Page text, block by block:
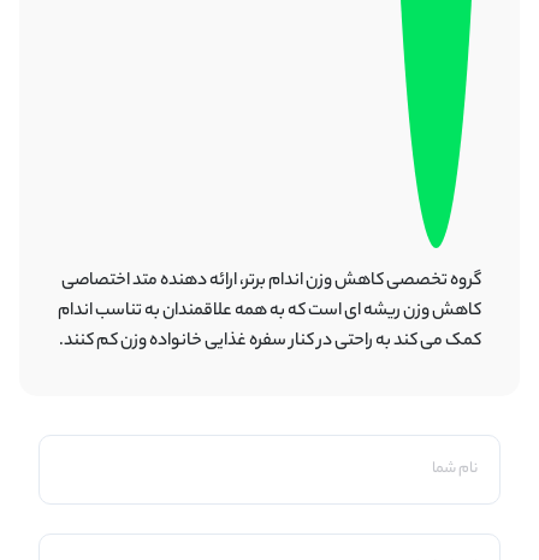
گروه تخصصی کاهش وزن اندام برتر، ارائه دهنده متد اختصاصی
کاهش وزن ریشه ای است که به همه علاقمندان به تناسب اندام
کمک می کند به راحتی در کنار سفره غذایی خانواده وزن کم کنند.